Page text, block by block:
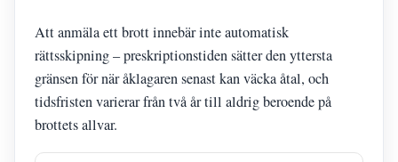
Att anmäla ett brott innebär inte automatisk
rättsskipning – preskriptionstiden sätter den yttersta
gränsen för när åklagaren senast kan väcka åtal, och
tidsfristen varierar från två år till aldrig beroende på
brottets allvar.